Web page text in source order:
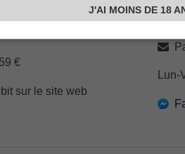
à 59 €
€
sur le site web
J'AI MOINS DE 18